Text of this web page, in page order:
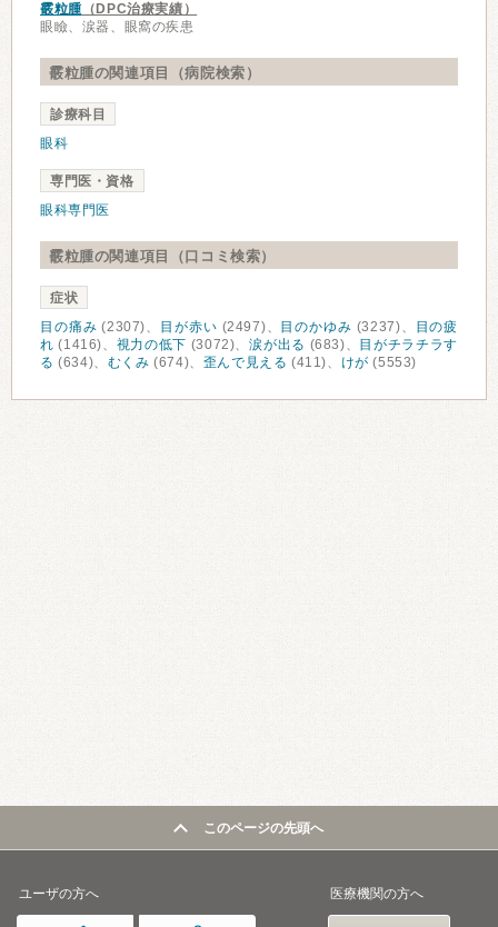
霰粒腫（DPC治療実績）
眼瞼、涙器、眼窩の疾患
霰粒腫の関連項目（病院検索）
診療科目
眼科
専門医・資格
眼科専門医
霰粒腫の関連項目（口コミ検索）
症状
目の痛み (2307)、 目が赤い (2497)、 目のかゆみ (3237)、
目の疲
れ (1416)、 視力の低下 (3072)、涙が出る (683)、
目がチラチラす
る (634)、 むくみ (674)、 歪んで見える (411)、 けが (5553)
このページの先頭へ
ユーザの方へ 医療機関の方へ